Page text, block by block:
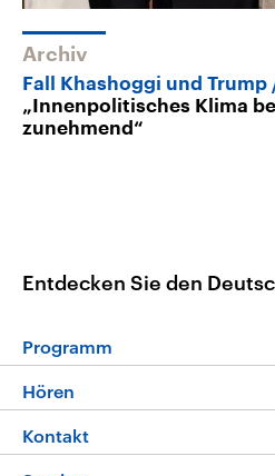
Archiv
Fall Khashoggi und Trump
„Innenpolitisches Klima
zunehmend“
Entdecken Sie den
Programm
Programm
Die Nachrichten
Hören
Livestream
Kontakt